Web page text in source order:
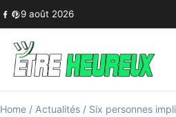
Skip to content
9 août 2026
Home / Actualités / Six personnes